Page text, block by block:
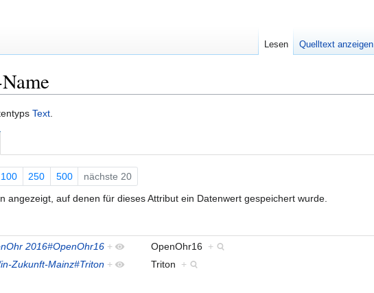
Text.
100 250 500 nächste 20
angezeigt, auf denen für dieses Attribut ein Datenwert gespeichert wurde.
2016#OpenOhr16 + OpenOhr16 +
Zukunft-Mainz#Triton + Triton +
Lesen Quelltext anzeigen